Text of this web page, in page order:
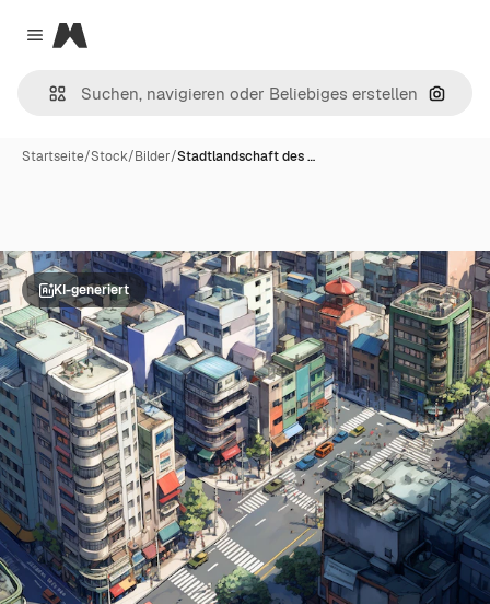
Close menu
Magnific
Nach
Startseite/Stock/Bilder/Stadtlandschaft des …
KI-generiert